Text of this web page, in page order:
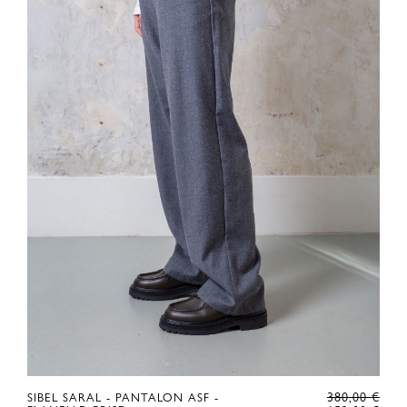
SIBEL SARAL - PANTALON ASF - 380,00€LE